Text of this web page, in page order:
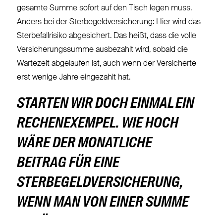
gesamte Summe sofort auf den Tisch legen muss.
Anders bei der Sterbegeldversicherung: Hier wird das
Sterbefallrisiko abgesichert. Das heißt, dass die volle
Versicherungssumme ausbezahlt wird, sobald die
Wartezeit abgelaufen ist, auch wenn der Versicherte
erst wenige Jahre eingezahlt hat.
STARTEN WIR DOCH EINMAL EIN
RECHENEXEMPEL. WIE HOCH
WÄRE DER MONATLICHE
BEITRAG FÜR EINE
STERBEGELDVERSICHERUNG,
WENN MAN VON EINER SUMME